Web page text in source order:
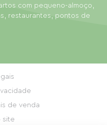
com pequeno-almoço,
restaurantes, pontos de
de venda
site